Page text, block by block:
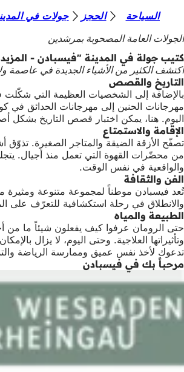
الانتقال إلى المحتوى
ن
ت
ه
ن
ا
السياحة الحجز جولات في
الجولات العامة المصحوبة بمرشدين
كتيب جولة في المدينة "فيسبادن -
اكتشف الكثير من الأشياء الجديدة في عاصمة ولاية هيسن في عام 2026. يقدم كتيب جولات المدينة "فيسبادن في راينغاو -
التاريخ والقصص
بالإضافة إلى الشخصيات العظيمة التي شكّلت
مهرجانات الحنين إلى مهرجانات الحدائق في
اليوم. هنا، يمكن اختبار قصص التاريخ بشكل
الإقامة والاستمتاع
تصفّح الأزقة الضيقة والمتاجر الصغيرة. تذوّق
من محضّرات القهوة التي تعمل منذ أجيال.
والواقعية في نفس الوقت.
الفن والثقافة
تُعد فيسبادن موطناً لمجموعة متنوعة ومثيرة
والانطلاق في رحلة استكشافية للتعرّف على
الطبيعة والمياه
وتأثيراتها العلاجية. وحتى اليوم، لا يزال
تدعوك لأخذ نفس عميق وممارسة الرياضة
مرحباً بك في فيسبادن